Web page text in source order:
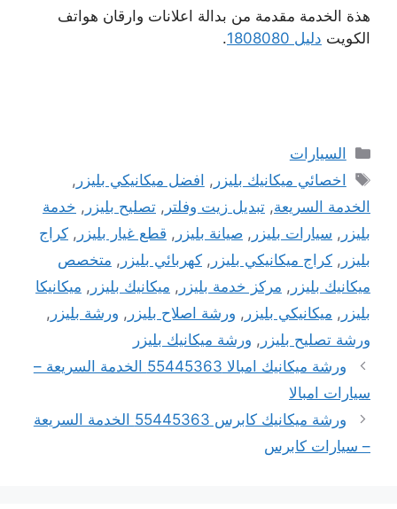
هذة الخدمة مقدمة من بدالة اعلانات وارقان هواتف
الكويت دليل 1808080 .
التصنيفات
السيارات
الوسوم
اخصائي ميكانيك بليزر , افضل ميكانيكي بليزر ,
الخدمة السريعة, تبديل زيت وفلتر , تصليح بليزر , خدمة
بليزر , سيارات بليزر , صيانة بليزر , قطع غيار بليزر , كراج
بليزر , كراج ميكانيكي بليزر , كهربائي بليزر , متخصص
ميكانيك بليزر , مركز خدمة بليزر , ميكانيك بليزر , ميكانيكا
بليزر , ميكانيكي بليزر , ورشة اصلاح بليزر , ورشة بليزر ,
ورشة تصليح بليزر , ورشة ميكانيك بليزر
ورشة ميكانيك امبالا 55445363 الخدمة السريعة –
سيارات امبالا
ورشة ميكانيك كابرس 55445363 الخدمة السريعة
– سيارات كابرس